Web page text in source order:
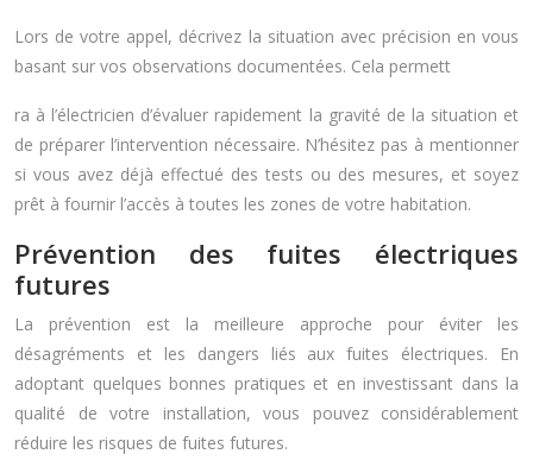
Lors de votre appel, décrivez la situation avec précision en vous
basant sur vos observations documentées. Cela permett
ra à l’électricien d’évaluer rapidement la gravité de la situation et
de préparer l’intervention nécessaire. N’hésitez pas à mentionner
si vous avez déjà effectué des tests ou des mesures, et soyez
prêt à fournir l’accès à toutes les zones de votre habitation.
Prévention des fuites électriques
futures
La prévention est la meilleure approche pour éviter les
désagréments et les dangers liés aux fuites électriques. En
adoptant quelques bonnes pratiques et en investissant dans la
qualité de votre installation, vous pouvez considérablement
réduire les risques de fuites futures.